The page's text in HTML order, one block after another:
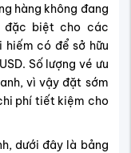
hàng không đang
đặc biệt cho các
hiếm có để sở hữu
Số lượng vé ưu
vì vậy đặt sớm
phí tiết kiệm cho
dưới đây là bảng